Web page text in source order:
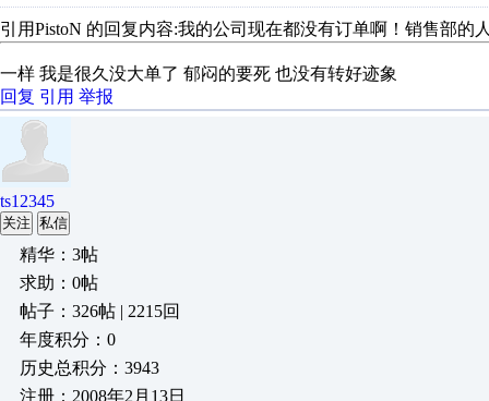
引用PistoN 的回复内容:我的公司现在都没有订单啊！销售部的
一样 我是很久没大单了 郁闷的要死 也没有转好迹象
回复 引用 举报
ts12345
关注 私信
精华：3帖
求助：0帖
帖子：326帖 | 2215回
年度积分：0
历史总积分：3943
注册：2008年2月13日